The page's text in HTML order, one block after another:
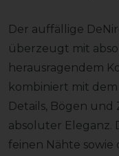
Der auffällige
überzeugt mit
herausragendem
kombiniert mit
Details, Bögen
absoluter Eleganz.
feinen Nähte sowie